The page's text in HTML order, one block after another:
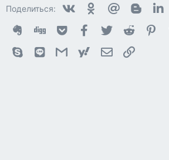
Поделиться: VkontakteOdnoklassniki
Mail.ru Blogger
EvernoteDigg GetpocketFacebook
Twitter Reddit
Skype Line GmailyahoomailЭлектронная